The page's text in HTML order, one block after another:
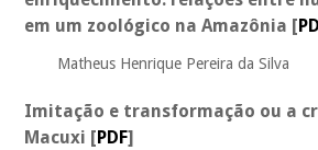
em um zoológico na Amazônia [
Matheus Henrique Pereira da Silva
Imitação e transformação ou a
Macuxi [PDF]